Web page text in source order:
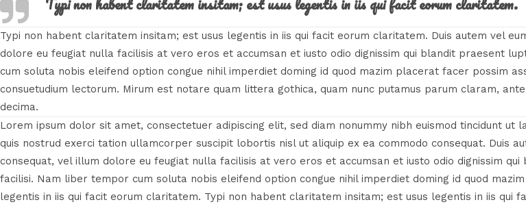
Typi non habent claritatem insitam; est usus legentis in iis qui facit eorum claritatem. Duis autem vel
dolore eu feugiat nulla facilisis at vero eros et accumsan et iusto odio dignissim qui blandit praesent
cum soluta nobis eleifend option congue nihil imperdiet doming id quod mazim placerat facer possim
consuetudium lectorum. Mirum est notare quam littera gothica, quam nunc putamus parum claram,
decima.
Lorem ipsum dolor sit amet, consectetuer adipiscing elit, sed diam nonummy nibh euismod tincidunt
quis nostrud exerci tation ullamcorper suscipit lobortis nisl ut aliquip ex ea commodo consequat. Duis
consequat, vel illum dolore eu feugiat nulla facilisis at vero eros et accumsan et iusto odio dignissim
facilisi. Nam liber tempor cum soluta nobis eleifend option congue nihil imperdiet doming id quod
legentis in iis qui facit eorum claritatem. Typi non habent claritatem insitam; est usus legentis in iis qui